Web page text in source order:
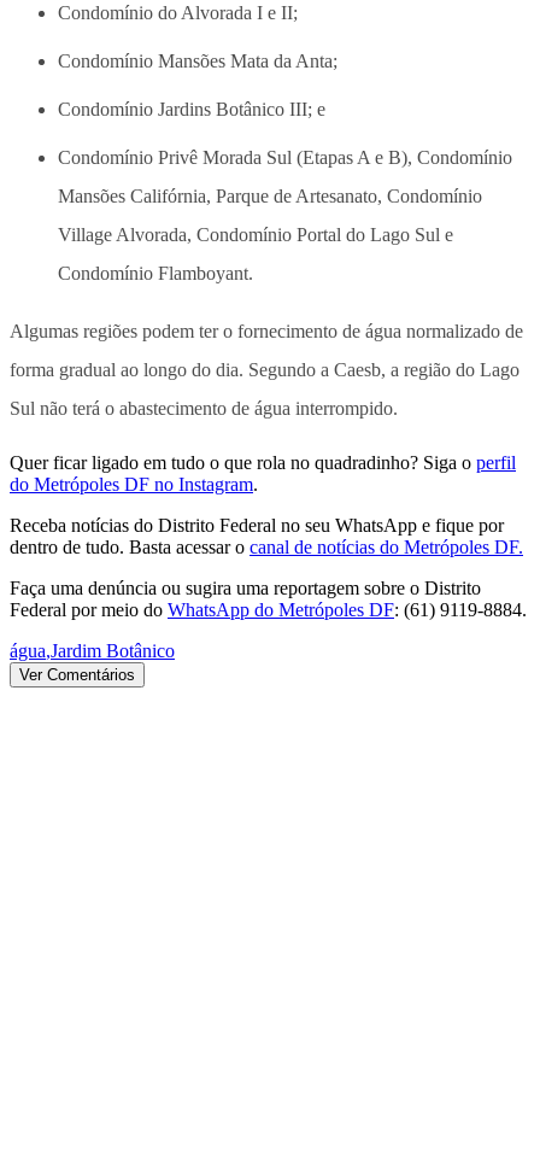
Condomínio do Alvorada I e II;
Condomínio Mansões Mata da Anta;
Condomínio Jardins Botânico III; e
Condomínio Privê Morada Sul (Etapas A e B), Condomínio
Mansões Califórnia, Parque de Artesanato, Condomínio
Village Alvorada, Condomínio Portal do Lago Sul e
Condomínio Flamboyant.
Algumas regiões podem ter o fornecimento de água normalizado de
forma gradual ao longo do dia. Segundo a Caesb, a região do Lago
Sul não terá o abastecimento de água interrompido.
Quer ficar ligado em tudo o que rola no quadradinho? Siga o perfil
do Metrópoles DF no Instagram.
Receba notícias do Distrito Federal no seu WhatsApp e fique por
dentro de tudo. Basta acessar o canal de notícias do Metrópoles DF.
Faça uma denúncia ou sugira uma reportagem sobre o Distrito
Federal por meio do WhatsApp do Metrópoles DF: (61) 9119-8884.
água,Jardim Botânico
Ver Comentários